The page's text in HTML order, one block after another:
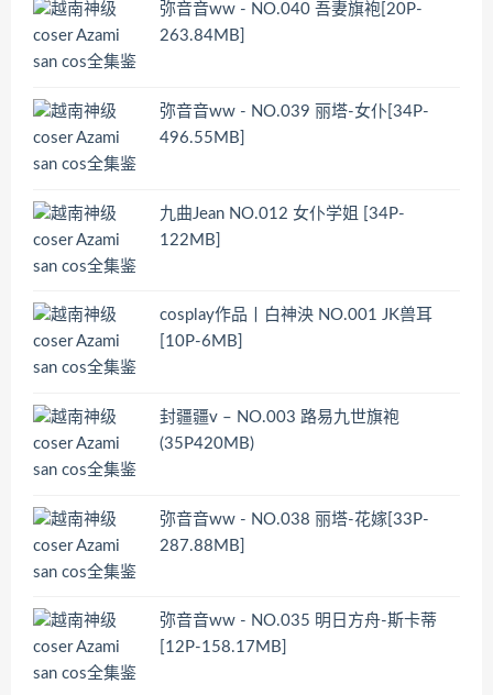
弥音音ww - NO.040 吾妻旗袍[20P-
263.84MB]
弥音音ww - NO.039 丽塔-女仆[34P-
496.55MB]
九曲Jean NO.012 女仆学姐 [34P-
122MB]
cosplay作品丨白神泱 NO.001 JK兽耳
[10P-6MB]
封疆疆v – NO.003 路易九世旗袍
(35P420MB)
弥音音ww - NO.038 丽塔-花嫁[33P-
287.88MB]
弥音音ww - NO.035 明日方舟-斯卡蒂
[12P-158.17MB]